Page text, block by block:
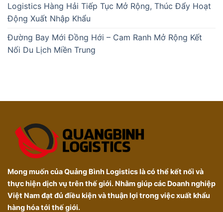
Logistics Hàng Hải Tiếp Tục Mở Rộng, Thúc Đẩy Hoạt
Động Xuất Nhập Khẩu
Đường Bay Mới Đồng Hới – Cam Ranh Mở Rộng Kết
Nối Du Lịch Miền Trung
Mong muốn của Quảng Bình Logistics là có thể kết nối và
thực hiện dịch vụ trên thế giới. Nhằm giúp các Doanh nghiệp
Việt Nam đạt đủ điều kiện và thuận lợi trong việc xuất khẩu
hàng hóa tới thế giới.